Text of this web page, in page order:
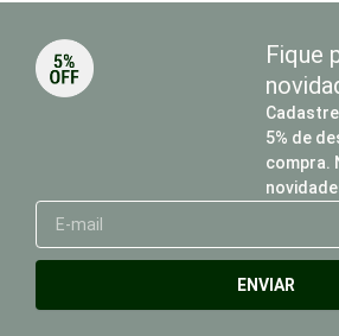
Fique
5% de
compra.
mail
ENVIAR